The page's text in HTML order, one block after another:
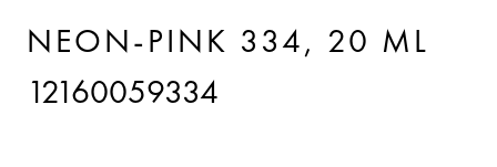
NEON-PINK 334, 20 ML
12160059334